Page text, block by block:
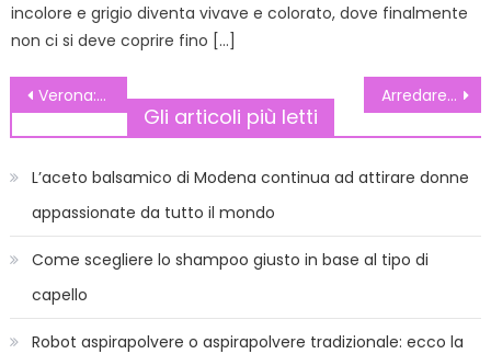
incolore e grigio diventa vivave e colorato, dove finalmente
non ci si deve coprire fino […]
Navigazione
articoli
Verona: viaggio nella città degli innamorati a San Valentino tra arte e shopping Arredare casa in modo personalizzato
Gli articoli più letti
L’aceto balsamico di Modena continua ad attirare donne
appassionate da tutto il mondo
Come scegliere lo shampoo giusto in base al tipo di
capello
Robot aspirapolvere o aspirapolvere tradizionale: ecco la